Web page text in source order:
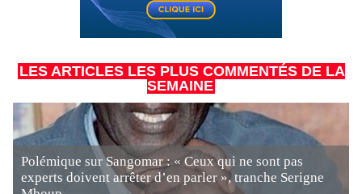
LES ARTICLES LES PLUS COMMENTÉS DE LA
SEMAINE
Polémique sur Sangomar : « Ceux qui ne sont pas
experts doivent arrêter d’en parler », tranche Serigne